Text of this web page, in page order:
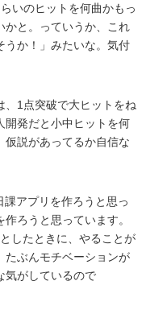
いのヒットを何曲かもっ
かと。っていうか、これ
うか！」みたいな。気付
、1点突破で大ヒットをね
開発だと小中ヒットを何
仮説があってるか自信な
アプリを作ろうと思っ
ろうと思っています。
したときに、やることが
たぶんモチベーションが
気がしているので